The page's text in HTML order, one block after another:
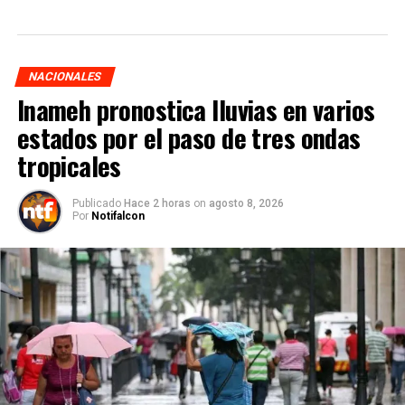
NACIONALES
Inameh pronostica lluvias en varios
estados por el paso de tres ondas
tropicales
Publicado Hace 2 horas on agosto 8, 2026
Por Notifalcon